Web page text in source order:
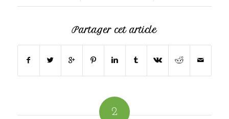
Partager cet article
2